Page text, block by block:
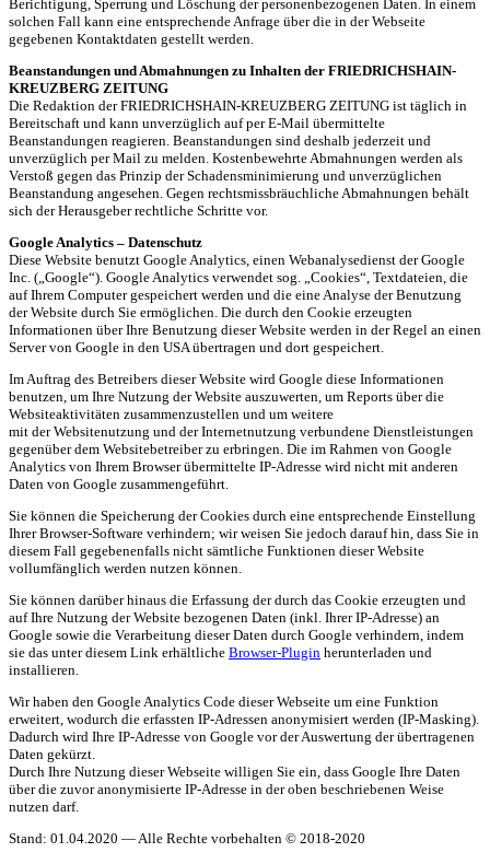
Berichtigung, Sperrung und Löschung der personenbezogenen Daten. In einem
solchen Fall kann eine entsprechende Anfrage über die in der Webseite
gegebenen Kontaktdaten gestellt werden.
Beanstandungen und Abmahnungen zu Inhalten der FRIEDRICHSHAIN-
KREUZBERG ZEITUNG
Die Redaktion der FRIEDRICHSHAIN-KREUZBERG ZEITUNG ist täglich in
Bereitschaft und kann unverzüglich auf per E-Mail übermittelte
Beanstandungen reagieren. Beanstandungen sind deshalb jederzeit und
unverzüglich per Mail zu melden. Kostenbewehrte Abmahnungen werden als
Verstoß gegen das Prinzip der Schadensminimierung und unverzüglichen
Beanstandung angesehen. Gegen rechtsmissbräuchliche Abmahnungen behält
sich der Herausgeber rechtliche Schritte vor.
Google Analytics – Datenschutz
Diese Website benutzt Google Analytics, einen Webanalysedienst der Google
Inc. („Google“). Google Analytics verwendet sog. „Cookies“, Textdateien, die
auf Ihrem Computer gespeichert werden und die eine Analyse der Benutzung
der Website durch Sie ermöglichen. Die durch den Cookie erzeugten
Informationen über Ihre Benutzung dieser Website werden in der Regel an einen
Server von Google in den USA übertragen und dort gespeichert.
Im Auftrag des Betreibers dieser Website wird Google diese Informationen
benutzen, um Ihre Nutzung der Website auszuwerten, um Reports über die
Websiteaktivitäten zusammenzustellen und um weitere
mit der Websitenutzung und der Internetnutzung verbundene Dienstleistungen
gegenüber dem Websitebetreiber zu erbringen. Die im Rahmen von Google
Analytics von Ihrem Browser übermittelte IP-Adresse wird nicht mit anderen
Daten von Google zusammengeführt.
Sie können die Speicherung der Cookies durch eine entsprechende Einstellung
Ihrer Browser-Software verhindern; wir weisen Sie jedoch darauf hin, dass Sie in
diesem Fall gegebenenfalls nicht sämtliche Funktionen dieser Website
vollumfänglich werden nutzen können.
Sie können darüber hinaus die Erfassung der durch das Cookie erzeugten und
auf Ihre Nutzung der Website bezogenen Daten (inkl. Ihrer IP-Adresse) an
Google sowie die Verarbeitung dieser Daten durch Google verhindern, indem
sie das unter diesem Link erhältliche Browser-Plugin herunterladen und
installieren.
Wir haben den Google Analytics Code dieser Webseite um eine Funktion
erweitert, wodurch die erfassten IP-Adressen anonymisiert werden (IP-Masking).
Dadurch wird Ihre IP-Adresse von Google vor der Auswertung der übertragenen
Daten gekürzt.
Durch Ihre Nutzung dieser Webseite willigen Sie ein, dass Google Ihre Daten
über die zuvor anonymisierte IP-Adresse in der oben beschriebenen Weise
nutzen darf.
Stand: 01.04.2020 — Alle Rechte vorbehalten © 2018-2020